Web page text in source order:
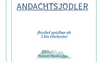
ANDACHTSJODLER